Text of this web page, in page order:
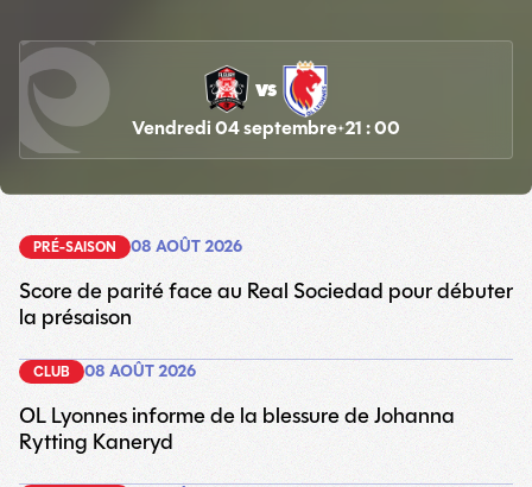
vs
Vendredi 04 septembre 21 : 00
PRÉ-SAISON 08 AOÛT 2026
Score de parité face au Real Sociedad pour débuter
la présaison
CLUB 08 AOÛT 2026
OL Lyonnes informe de la blessure de Johanna
Rytting Kaneryd